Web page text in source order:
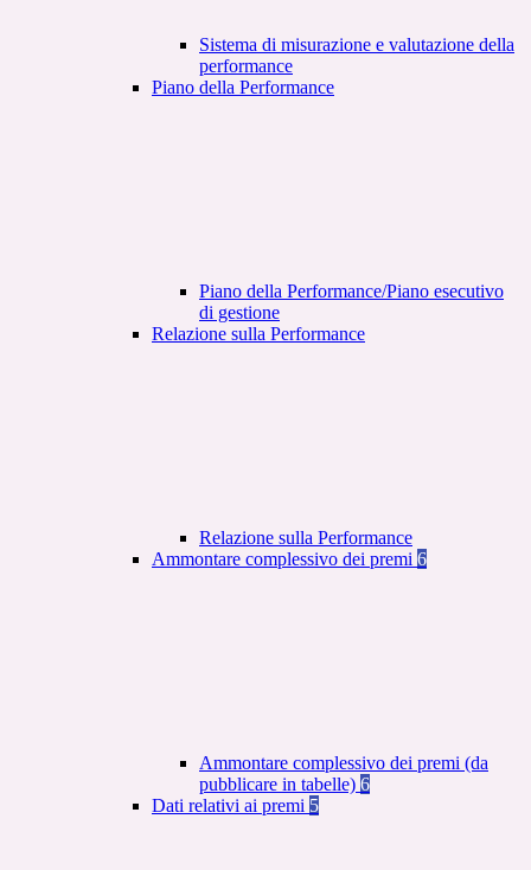
Sistema di misurazione e valutazione della
performance
Piano della Performance
Piano della Performance/Piano esecutivo
di gestione
Relazione sulla Performance
Relazione sulla Performance
Ammontare complessivo dei premi 6
Ammontare complessivo dei premi (da
pubblicare in tabelle) 6
Dati relativi ai premi 5